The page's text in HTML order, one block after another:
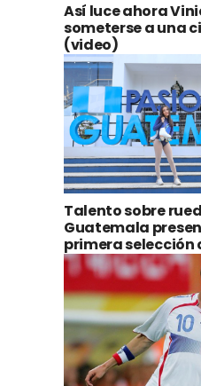
Así luce ahora
someterse a una
(video)
Talento sobre
Guatemala
primera selección
artístico